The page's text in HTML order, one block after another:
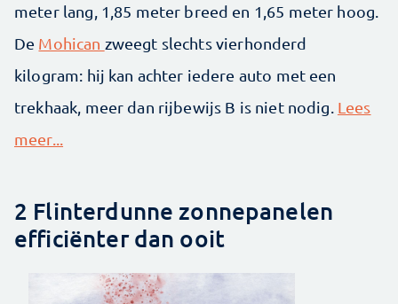
meter lang, 1,85 meter breed en 1,65 meter hoog.
De Mohican zweegt slechts vierhonderd
kilogram: hij kan achter iedere auto met een
trekhaak, meer dan rijbewijs B is niet nodig. Lees
meer...
2 Flinterdunne zonnepanelen
efficiënter dan ooit